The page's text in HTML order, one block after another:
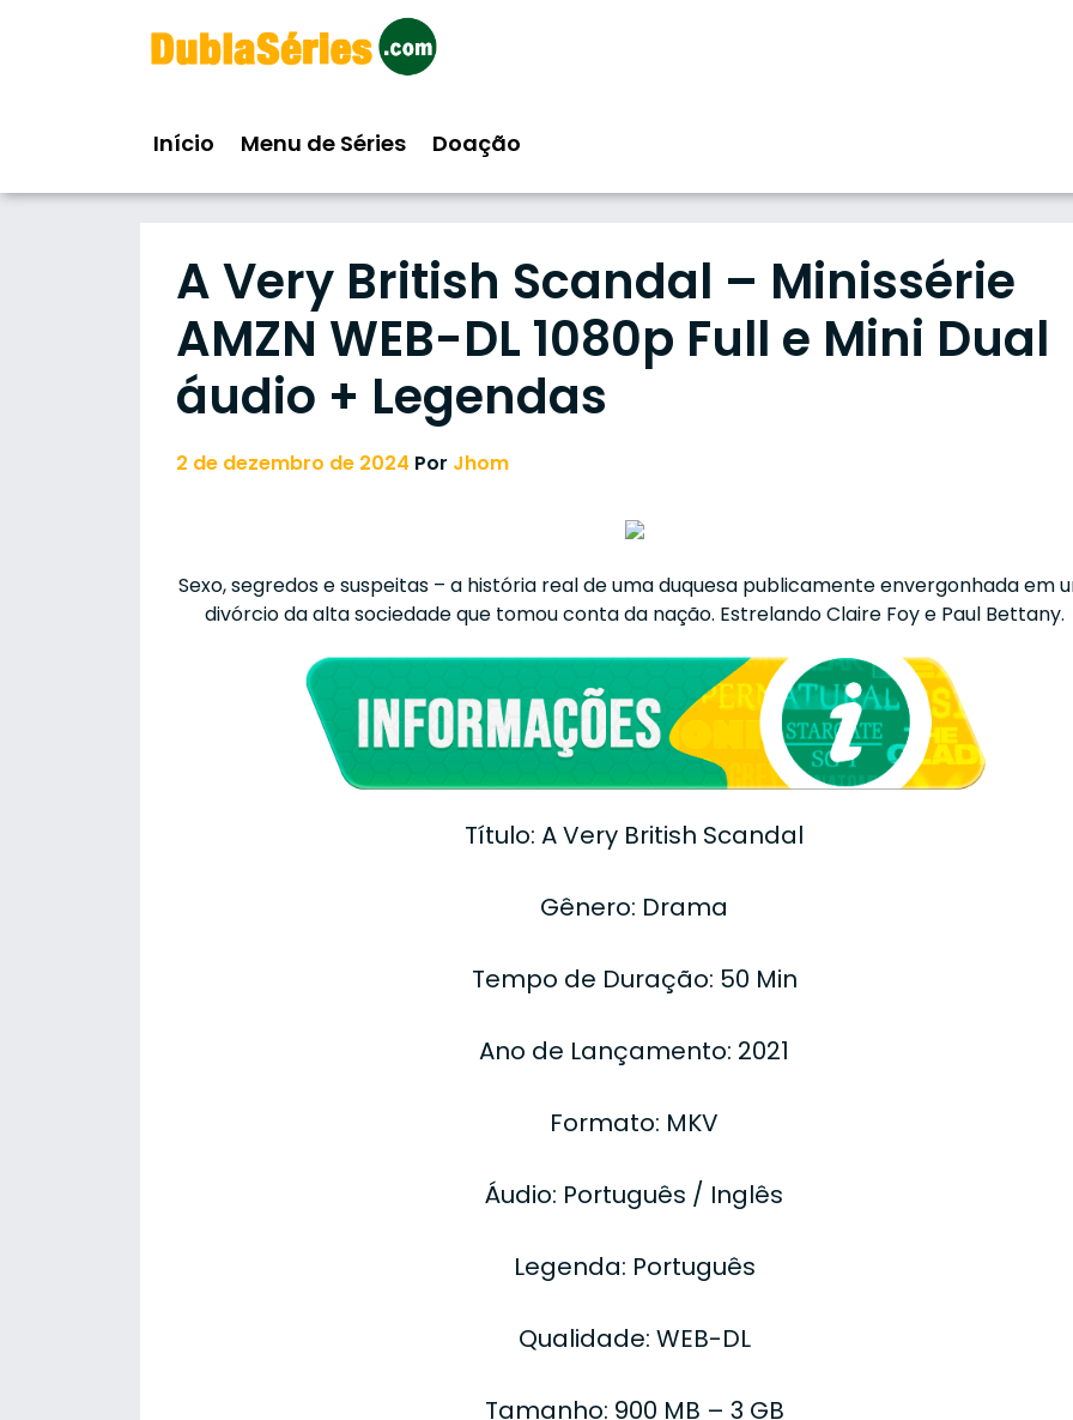
Início Menu de Séries Doação
A Very British Scandal – Minissérie
AMZN WEB-DL 1080p Full e Mini Dual
áudio + Legendas
2 de dezembro de 2024 Por Jhom
Sexo, segredos e suspeitas – a história real de uma duquesa publicamente envergonhada em
divórcio da alta sociedade que tomou conta da nação. Estrelando Claire Foy e Paul Bettany.
Título: A Very British Scandal
Gênero: Drama
Tempo de Duração: 50 Min
Ano de Lançamento: 2021
Formato: MKV
Áudio: Português / Inglês
Legenda: Português
Qualidade: WEB-DL
Tamanho: 900 MB – 3 GB